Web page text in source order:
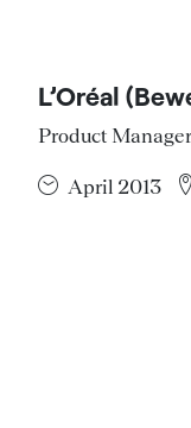
L’Oréal
Product Manager
April 2013